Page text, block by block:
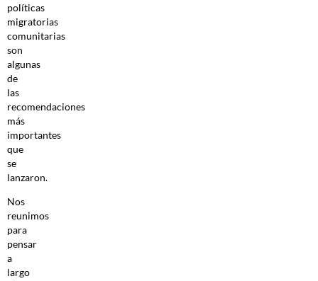
políticas
migratorias
comunitarias
son
algunas
de
las
recomendaciones
más
importantes
que
se
lanzaron.
Nos
reunimos
para
pensar
a
largo